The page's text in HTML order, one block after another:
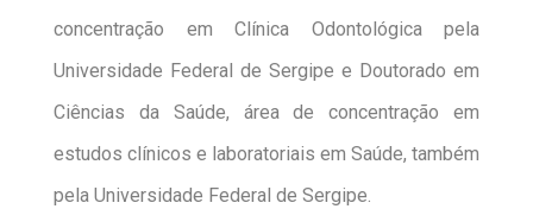
concentração em Clínica Odontológica pela
Universidade Federal de Sergipe e Doutorado em
Ciências da Saúde, área de concentração em
estudos clínicos e laboratoriais em Saúde, também
pela Universidade Federal de Sergipe.